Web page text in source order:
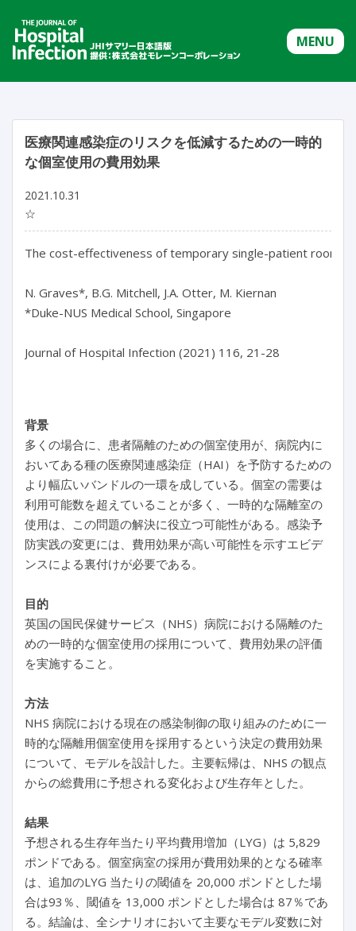
MENU
医療関連感染症のリスクを低減するための一時的
な個室使用の費用効果
2021.10.31
☆
The cost-effectiveness of temporary single-patient rooms
N. Graves*, B.G. Mitchell, J.A. Otter, M. Kiernan
*Duke-NUS Medical School, Singapore
Journal of Hospital Infection (2021) 116, 21-28
背景
多くの場合に、患者隔離のための個室使用が、病院内に
おいてある種の医療関連感染症（HAI）を予防するための
より幅広いバンドルの一環を成している。個室の需要は
利用可能数を超えていることが多く、一時的な隔離室の
使用は、この問題の解決に役立つ可能性がある。感染予
防実践の変更には、費用効果が高い可能性を示すエビデ
ンスによる裏付けが必要である。
目的
英国の国民保健サービス（NHS）病院における隔離のた
めの一時的な個室使用の採用について、費用効果の評価
を実施すること。
方法
NHS 病院における現在の感染制御の取り組みのために一
時的な隔離用個室使用を採用するという決定の費用効果
について、モデルを設計した。主要転帰は、NHS の観点
からの総費用に予想される変化および生存年とした。
結果
予想される生存年当たり平均費用増加（LYG）は 5,829
ポンドである。個室病室の採用が費用効果的となる確率
は、追加のLYG 当たりの閾値を 20,000 ポンドとした場
合は93％、閾値を 13,000 ポンドとした場合は 87％であ
る。結論は、全シナリオにおいて主要なモデル変数に対